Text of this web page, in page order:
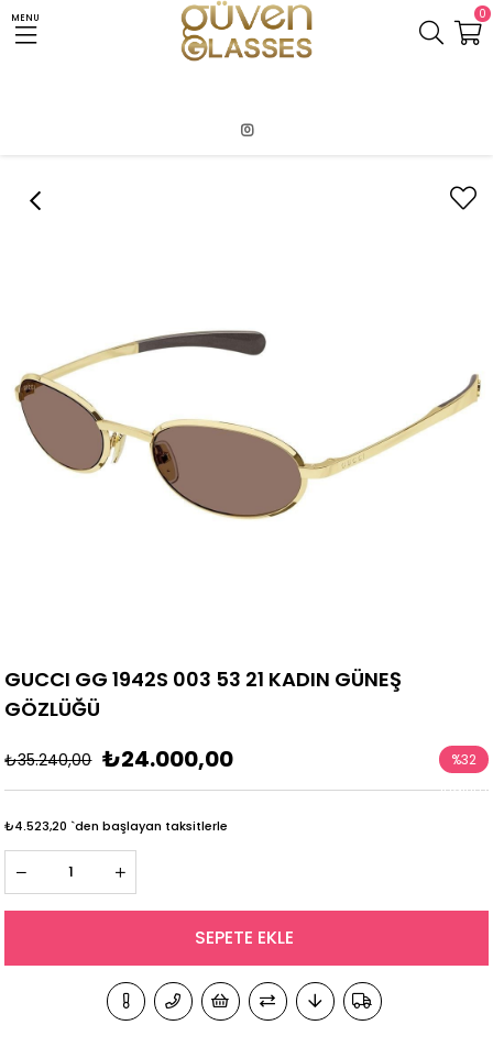
MENU 0
GUCCI GG 1942S 003 53 21 KADIN GÜNEŞ
GÖZLÜĞÜ
₺35.240,00 ₺24.000,00 %32
İndirim
₺4.523,20 `den başlayan taksitlerle